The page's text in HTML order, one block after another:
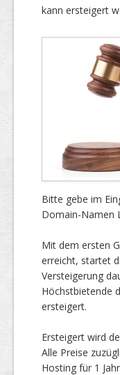
kann ersteigert
Bitte gebe im
Domain-Namen
Mit dem ersten
erreicht, startet
Versteigerung
Höchstbietende
ersteigert.
Ersteigert wird
Alle Preise
Hosting für 1